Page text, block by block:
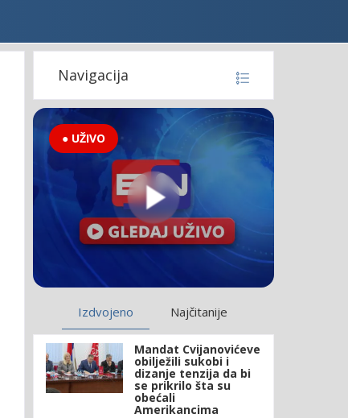
Navigacija
● UŽIVO
Izdvojeno Najčitanije
Mandat Cvijanovićeve
obilježili sukobi i
dizanje tenzija da bi
se prikrilo šta su
obećali
Amerikancima